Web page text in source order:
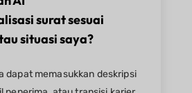
surat sesuai
situasi saya?
dapat memasukkan deskripsi